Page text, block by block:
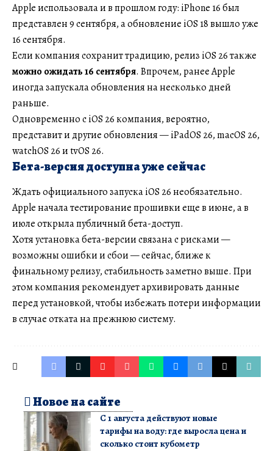
Apple использовала и в прошлом году: iPhone 16 был
представлен 9 сентября, а обновление iOS 18 вышло уже
16 сентября.
Если компания сохранит традицию, релиз iOS 26 также
можно ожидать 16 сентября. Впрочем, ранее Apple
иногда запускала обновления на несколько дней
раньше.
Одновременно с iOS 26 компания, вероятно,
представит и другие обновления — iPadOS 26, macOS 26,
watchOS 26 и tvOS 26.
Бета-версия доступна уже сейчас
Ждать официального запуска iOS 26 необязательно.
Apple начала тестирование прошивки еще в июне, а в
июле открыла публичный бета-доступ.
Хотя установка бета-версии связана с рисками —
возможны ошибки и сбои — сейчас, ближе к
финальному релизу, стабильность заметно выше. При
этом компания рекомендует архивировать данные
перед установкой, чтобы избежать потери информации
в случае отката на прежнюю систему.
Новое на сайте
С 1 августа действуют новые
тарифы на воду: где выросла цена и
сколько стоит кубометр